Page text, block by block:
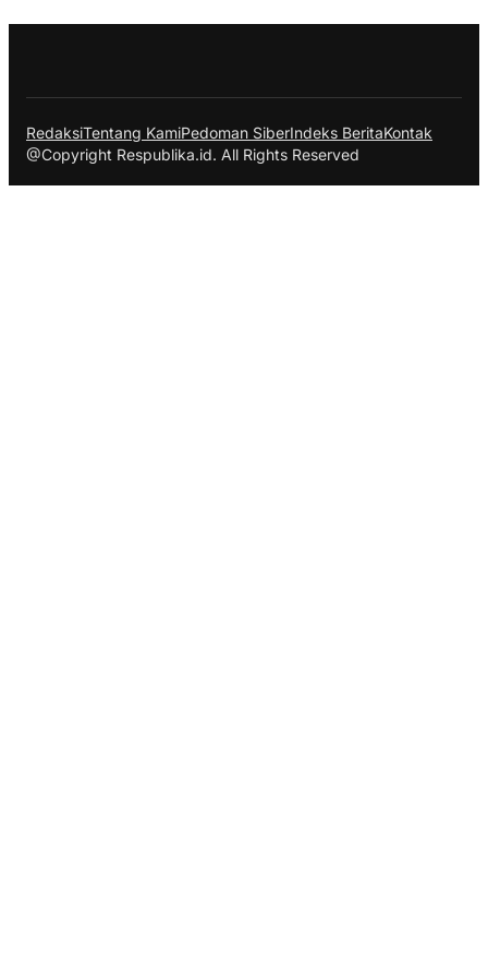
RedaksiTentang KamiPedoman SiberIndeks BeritaKontak
@Copyright Respublika.id. All Rights Reserved